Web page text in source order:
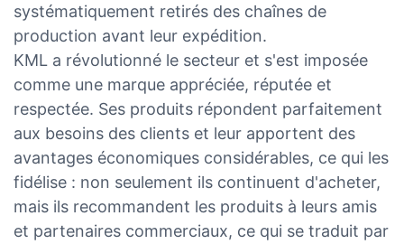
systématiquement retirés des chaînes de
production avant leur expédition.
KML a révolutionné le secteur et s'est imposée
comme une marque appréciée, réputée et
respectée. Ses produits répondent parfaitement
aux besoins des clients et leur apportent des
avantages économiques considérables, ce qui les
fidélise : non seulement ils continuent d'acheter,
mais ils recommandent les produits à leurs amis
et partenaires commerciaux, ce qui se traduit par